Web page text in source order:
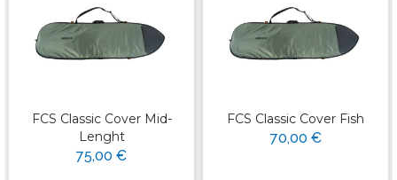
FCS Classic Cover Mid-
Lenght
75,00 €
FCS Classic Cover Fish
70,00 €